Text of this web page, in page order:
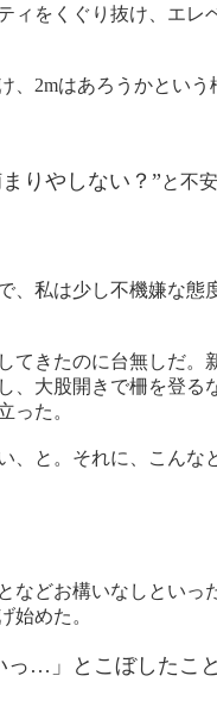
ィをくぐり抜け、エレ
、2mはあろうかとい
りやしない？”と不
、私は少し不機嫌な態
てきたのに台無しだ。
、大股開きで柵を登る
った。
、と。それに、こんな
などお構いなしといっ
始めた。
っ…」とこぼしたこ